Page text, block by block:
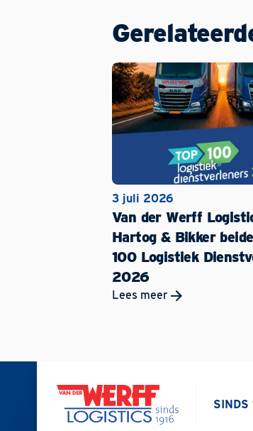
3 juli 2026
Van der Werff
Hartog & Bikker
100 Logistiek
2026
Lees meer
SINDS